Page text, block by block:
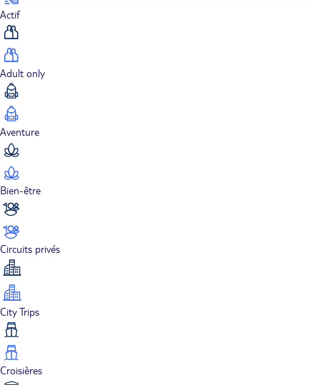
Actif
Adult only
Aventure
Bien-être
Circuits privés
City Trips
Croisières